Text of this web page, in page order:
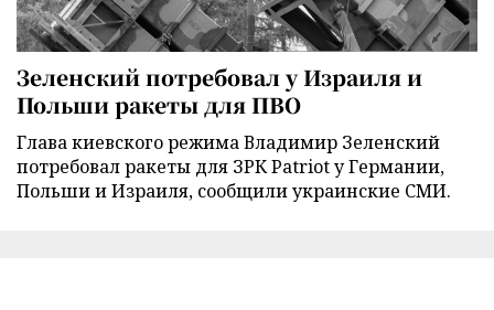
Зеленский потребовал у Израиля и
Польши ракеты для ПВО
Глава киевского режима Владимир Зеленский
потребовал ракеты для ЗРК Patriot у Германии,
Польши и Израиля, сообщили украинские СМИ.